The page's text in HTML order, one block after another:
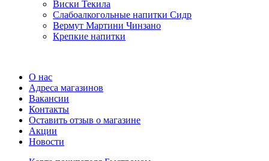
Виски Текила
Слабоалкогольные напитки Сидр
Вермут Мартини Чинзано
Крепкие напитки
О нас
Адреса магазинов
Вакансии
Контакты
Оставить отзыв о магазине
Акции
Новости